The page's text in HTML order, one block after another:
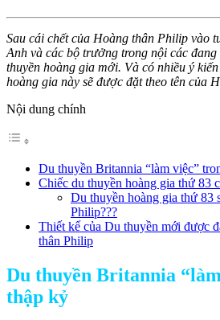
Sau cái chết của Hoàng thân Philip vào
Anh và các bộ trưởng trong nội các
thuyền hoàng gia mới. Và có nhiều ý
hoàng gia này sẽ được đặt theo tên của
Nội dung chính
Du thuyền Britannia “làm việc”
Chiếc du thuyền hoàng gia thứ 83
Du thuyền hoàng gia thứ 83
Philip???
Thiết kế của Du thuyền mới được
thân Philip
Du thuyền Britannia
thập kỷ